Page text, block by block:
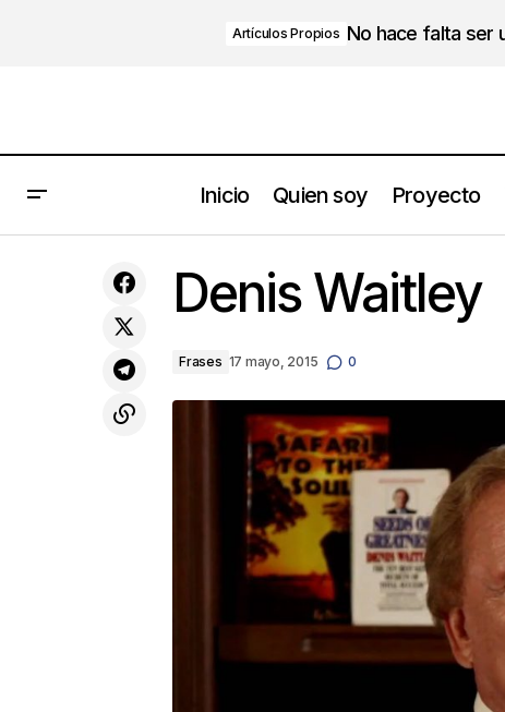
Artículos Propios No hace falta ser
Inicio Quien soy Proyecto
un paso
Denis Waitley
Frases 17 mayo, 2015 0